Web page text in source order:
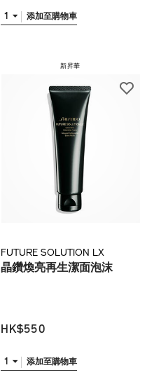
1 添加至購物車
新昇華
FUTURE SOLUTION LX
晶鑽煥亮再生潔面泡沫
HK$550
1 添加至購物車